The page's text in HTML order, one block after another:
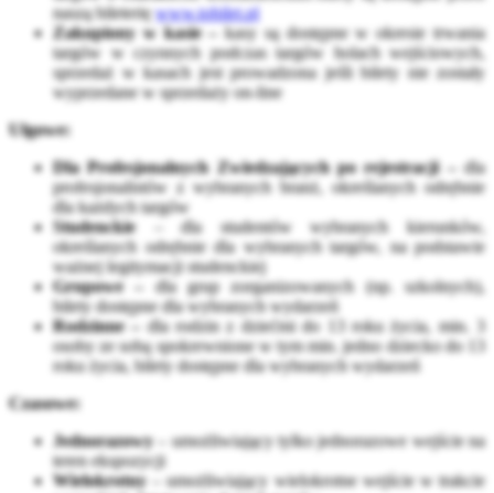
naszą bileterięwww.tobilet.pl
Zakupiony w kasie –kasy są dostępne w okresie trwania
targów w czynnych podczas targów holach wejściowych,
sprzedaż w kasach jest prowadzona jeśli bilety nie zostały
wyprzedane w sprzedaży on-line
Ulgowe:
Dla Profesjonalnych Zwiedzających po rejestracji –dla
profesjonalistów z wybranych branż, określanych odrębnie
dla każdych targów
Studenckie
– dla studentów wybranych kierunków,
określanych odrębnie dla wybranych targów, na podstawie
ważnej legitymacji studenckiej
Grupowe –dla grup zorganizowanych (np. szkolnych),
bilety dostępne dla wybranych wydarzeń
Rodzinne –dla rodzin z dziećmi do 13 roku życia, min. 3
osoby ze sobą spokrewnione w tym min. jedno dziecko do 13
roku życia, bilety dostępne dla wybranych wydarzeń
Czasowe:
Jednorazowy
– umożliwiający tylko jednorazowe wejście na
teren ekspozycji
Wielokrotny
– umożliwiający wielokrotne wejście w trakcie